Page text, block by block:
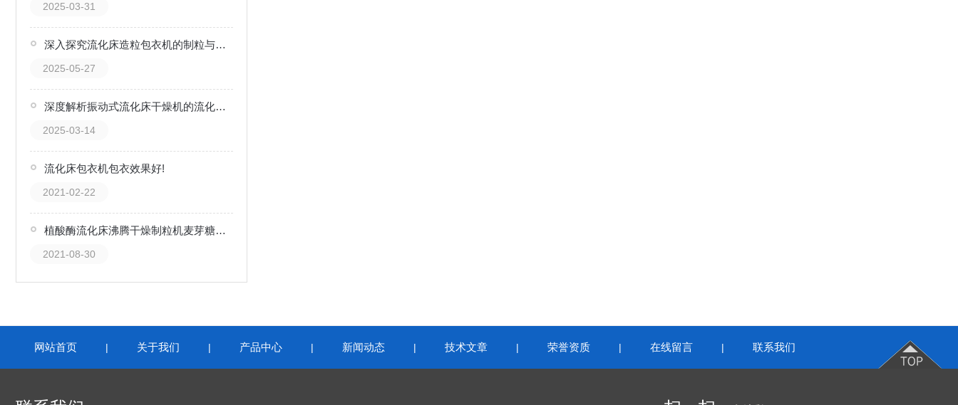
2025-03-31
深入探究流化床造粒包衣机的制粒与包衣原理
2025-05-27
深度解析振动式流化床干燥机的流化原理
2025-03-14
流化床包衣机包衣效果好!
2021-02-22
植酸酶流化床沸腾干燥制粒机麦芽糖离心喷雾干燥机
2021-08-30
网站首页 | 关于我们 | 产品中心 | 新闻动态 | 技术文章 | 荣誉资质 | 在线留言 | 联系我们